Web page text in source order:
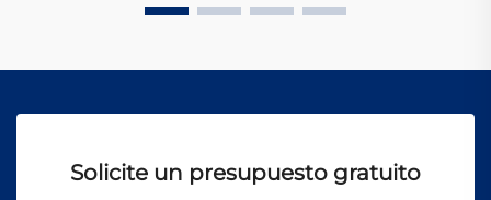
aplicaciones en sectores de alta exigencia como la
Solicite un presupuesto gratuito